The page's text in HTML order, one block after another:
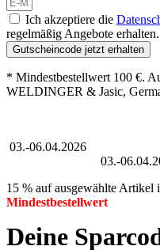
Ich akzeptiere die
regelmäßig Angebote erhalten.
Gutscheincode jetzt erhalten
* Mindestbestellwert 100 €.
WELDINGER & Jasic,
03.-06.04.2026
03.-
15 % auf ausgewählte Artikel
Mindestbestellwert
Deine